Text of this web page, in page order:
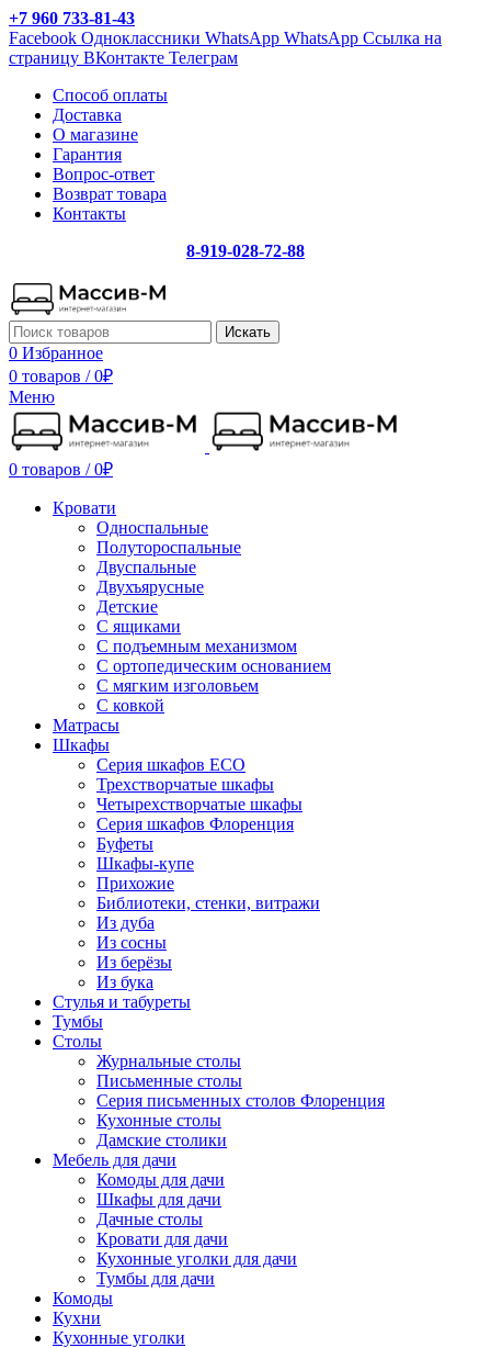
+7 960 733-81-43
Facebook Одноклассники WhatsApp WhatsApp Ссылка на
страницу ВКонтакте Телеграм
Способ оплаты
Доставка
О магазине
Гарантия
Вопрос-ответ
Возврат товара
Контакты
8-919-028-72-88
Искать
0 Избранное
0 товаров / 0₽
Меню
0 товаров / 0₽
Кровати
Односпальные
Полутороспальные
Двуспальные
Двухъярусные
Детские
С ящиками
С подъемным механизмом
С ортопедическим основанием
С мягким изголовьем
С ковкой
Матрасы
Шкафы
Серия шкафов ECO
Трехстворчатые шкафы
Четырехстворчатые шкафы
Серия шкафов Флоренция
Буфеты
Шкафы-купе
Прихожие
Библиотеки, стенки, витражи
Из дуба
Из сосны
Из берёзы
Из бука
Стулья и табуреты
Тумбы
Столы
Журнальные столы
Письменные столы
Серия письменных столов Флоренция
Кухонные столы
Дамские столики
Мебель для дачи
Комоды для дачи
Шкафы для дачи
Дачные столы
Кровати для дачи
Кухонные уголки для дачи
Тумбы для дачи
Комоды
Кухни
Кухонные уголки